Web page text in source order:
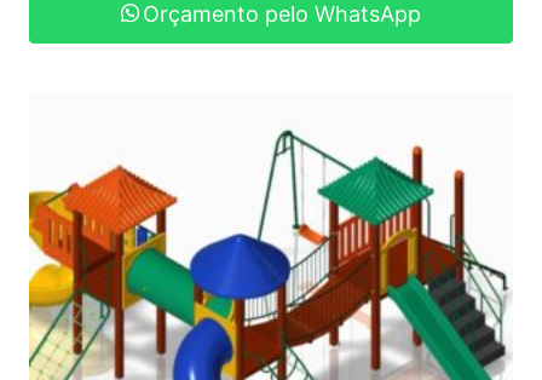
Orçamento pelo WhatsApp